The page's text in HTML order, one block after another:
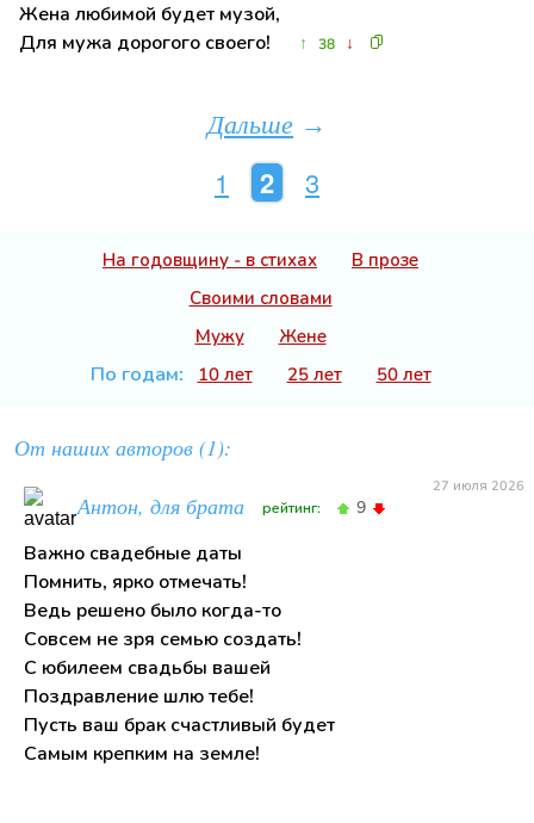
Жена любимой будет музой,
Для мужа дорогого своего!
↑ 38 ↓
Дальше →
1 2 3
На годовщину - в стихах
В прозе
Своими словами
Мужу
Жене
По годам: 10 лет 25 лет 50 лет
От наших авторов (1):
Антон, для брата рейтинг: 9
27 июля 2026
Важно свадебные даты
Помнить, ярко отмечать!
Ведь решено было когда-то
Совсем не зря семью создать!
С юбилеем свадьбы вашей
Поздравление шлю тебе!
Пусть ваш брак счастливый будет
Самым крепким на земле!